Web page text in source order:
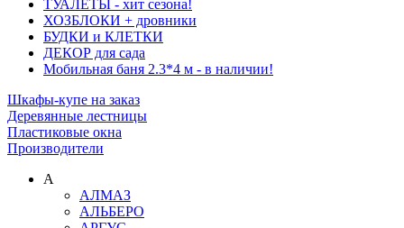
ТУАЛЕТЫ - хит сезона!
ХОЗБЛОКИ + дровники
БУДКИ и КЛЕТКИ
ДЕКОР для сада
Мобильная баня 2.3*4 м - в наличии!
Шкафы-купе на заказ
Деревянные лестницы
Пластиковые окна
Производители
А
АЛМАЗ
АЛЬБЕРО